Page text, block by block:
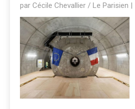
par Cécile Chevallier / Le Parisien |